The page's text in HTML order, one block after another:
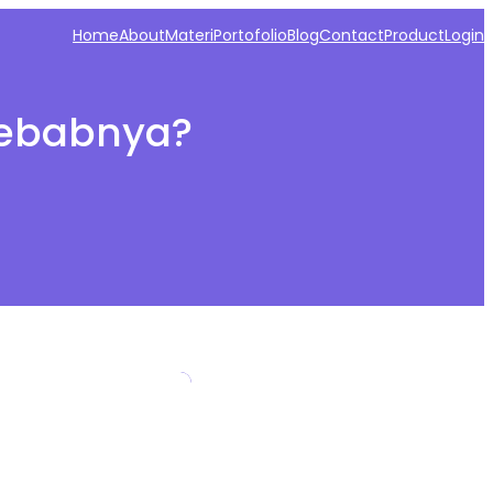
HomeAboutMateriPortofolioBlogContactProductLogin